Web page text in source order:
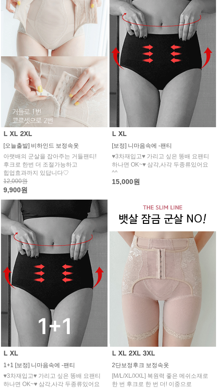
[오늘출발] 비하인드 보정속옷
아랫배의 군살을 잡아주는 거들팬티!
후크로 한번 더 조절가능하고
힙업효과까지 있답니다♡
12,000원
9,900원
[보정] 니마음속에 -팬티
♥3차재입고♥ 가리고 싶은 똥배 요팬티
하나면 OK~♥ 삼각,사각 두종류있어요
^^
15,000원
1+1 [보정] 니마음속에 -팬티
♥3차재입고♥ 가리고 싶은 똥배 요팬티
하나면 OK~♥ 삼각,사각 두종류있어요
2단보정후크 보정속옷
[M/L/XL/XXL] 복원력 좋은 메쉬소재로
한 번 후크로 한 번 더! 이중으로